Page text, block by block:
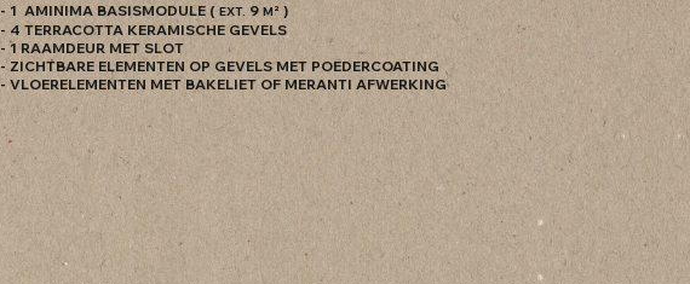
- 1 AMINIMA BASISMODULE ( EXT. 9 M² )
- 4 TERRACOTTA KERAMISCHE GEVELS
- 1 RAAMDEUR MET SLOT
- ZICHTBARE ELEMENTEN OP GEVELS MET POEDERCOATING
- VLOERELEMENTEN MET BAKELIET OF MERANTI AFWERKING